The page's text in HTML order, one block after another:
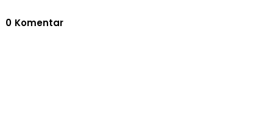
0 Komentar